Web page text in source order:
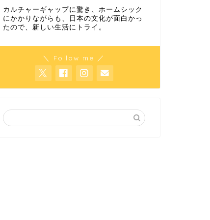
カルチャーギャップに驚き、ホームシック
にかかりながらも、日本の文化が面白かっ
たので、新しい生活にトライ。
＼ Follow me ／